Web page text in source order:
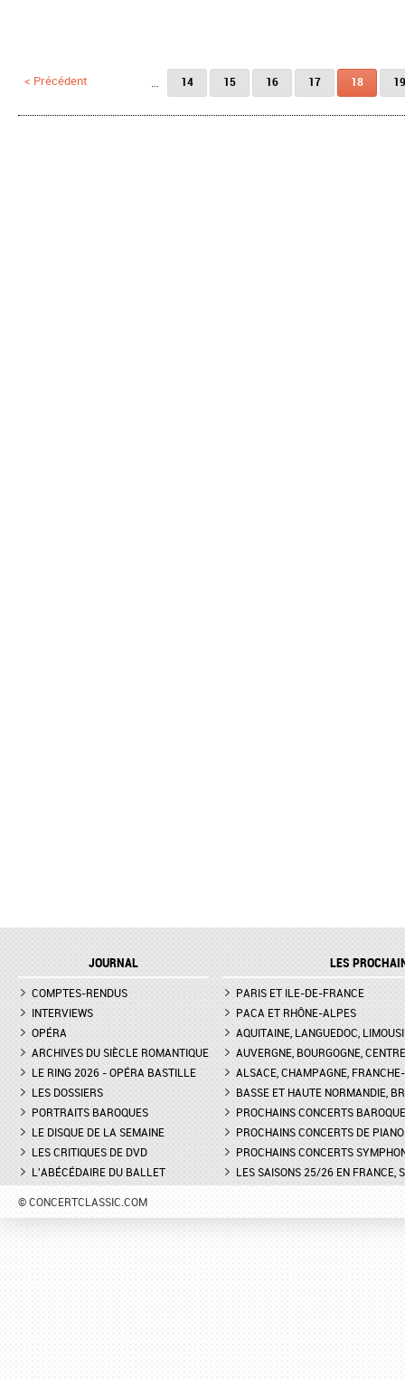
< Précédent 14 15 16 17 18 19
JOURNAL
COMPTES-RENDUS
INTERVIEWS
OPÉRA
ARCHIVES DU SIÈCLE ROMANTIQUE
LE RING 2026 - OPÉRA BASTILLE
LES DOSSIERS
PORTRAITS BAROQUES
LE DISQUE DE LA SEMAINE
LES CRITIQUES DE DVD
L'ABÉCÉDAIRE DU BALLET
LES
PARIS ET ILE-DE-FRANCE
PACA ET RHÔNE-ALPES
AQUITAINE, LANGUEDOC,
AUVERGNE, BOURGOGNE, CENTRE
ALSACE, CHAMPAGNE,
BASSE ET HAUTE NORMANDIE,
PROCHAINS CONCERTS
PROCHAINS CONCERTS DE PIANO
PROCHAINS CONCERTS
LES SAISONS 25/26 EN FRANCE,
© CONCERTCLASSIC.COM